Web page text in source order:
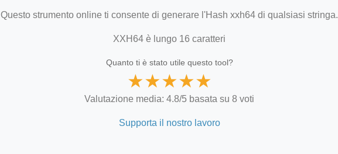
Questo strumento online ti consente di generare l'Hash xxh64 di qualsiasi stringa.
XXH64 è lungo 16 caratteri
Quanto ti è stato utile questo tool?
★★★★★
Valutazione media: 4.8/5 basata su 8 voti
Supporta il nostro lavoro